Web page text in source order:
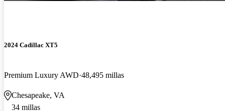
2024 Cadillac XT5
Premium Luxury AWD 48,495 millas
Chesapeake, VA
34 millas